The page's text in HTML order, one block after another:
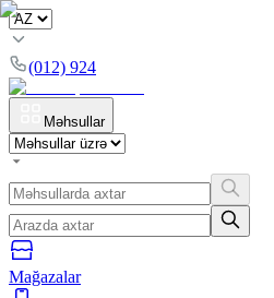
(012) 924
Məhsullar
Mağazalar